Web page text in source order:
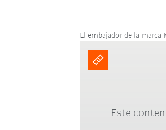
El embajador de la marca
Este